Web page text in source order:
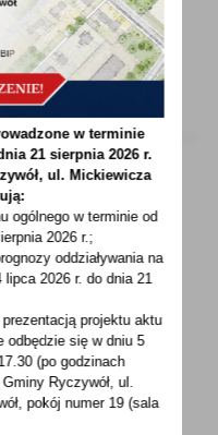
ODBIORU
ponosi
i pochodzenie
w terminie
21 sierpnia 2026 r.
ul. Mickiewicza
ogólnego w terminie od
2026 r.;
oddziaływania na
2026 r. do dnia 21
projektu aktu
odbędzie się w dniu 5
(po godzinach
Ryczywół, ul.
pokójnumer 19 (sala